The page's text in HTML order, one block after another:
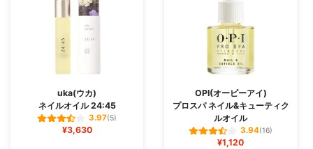
uka(ウカ)
ネイルオイル 24:45
3.97(5)
¥3,630
OPI(オーピーアイ)
プロスパ ネイル&キューティク
ルオイル
3.94(16)
¥1,120